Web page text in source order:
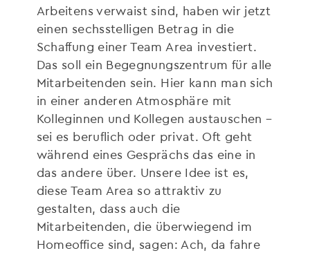
Arbeitens verwaist sind, haben wir jetzt
einen sechsstelligen Betrag in die
Schaffung einer Team Area investiert.
Das soll ein Begegnungszentrum für alle
Mitarbeitenden sein. Hier kann man sich
in einer anderen Atmosphäre mit
Kolleginnen und Kollegen austauschen –
sei es beruflich oder privat. Oft geht
während eines Gesprächs das eine in
das andere über. Unsere Idee ist es,
diese Team Area so attraktiv zu
gestalten, dass auch die
Mitarbeitenden, die überwiegend im
Homeoffice sind, sagen: Ach, da fahre